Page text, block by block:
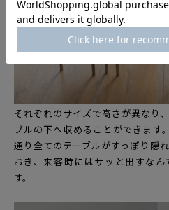
それぞれのサイズで高さが異なり
ブルの下へ収めることができます
通り全てのテーブルがすっぽり隠
おき、来客時にはサッと出すな
す。